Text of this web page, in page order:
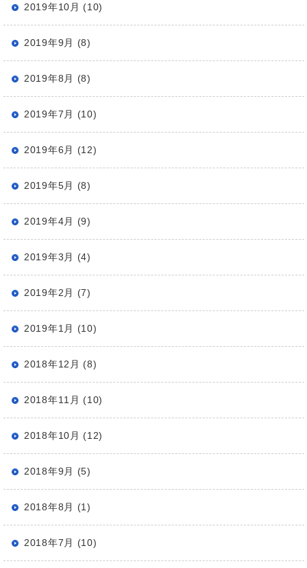
2019年10月 (10)
2019年9月 (8)
2019年8月 (8)
2019年7月 (10)
2019年6月 (12)
2019年5月 (8)
2019年4月 (9)
2019年3月 (4)
2019年2月 (7)
2019年1月 (10)
2018年12月 (8)
2018年11月 (10)
2018年10月 (12)
2018年9月 (5)
2018年8月 (1)
2018年7月 (10)